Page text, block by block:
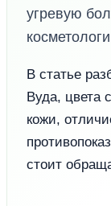
угревую
В статье
Вуда, цвета
кожи,
стоит